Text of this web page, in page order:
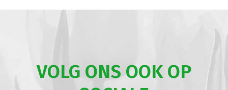
VOLG ONS OOK OP